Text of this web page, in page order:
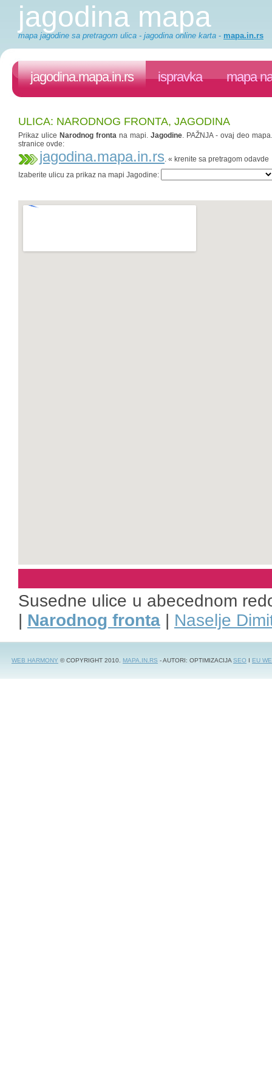
jagodina mapa
mapa jagodine sa pretragom ulica - jagodina online karta - mapa.in.rs
jagodina.mapa.in.rs ispravka mapa
ULICA: NARODNOG FRONTA, JAGODINA
Prikaz ulice Narodnog fronta na mapi.Jagodine. PAŽNJA - ovaj deo
stranice ovde:
jagodina.mapa.in.rs. « krenite sa pretragom odavde
Izaberite ulicu za prikaz na mapi Jagodine:
Susedne ulice u abecednom
| Narodnog fronta | Naselje
WEB HARMONY © COPYRIGHT 2010. MAPA.IN.RS - AUTORI: OPTIMIZACIJASEO I EU